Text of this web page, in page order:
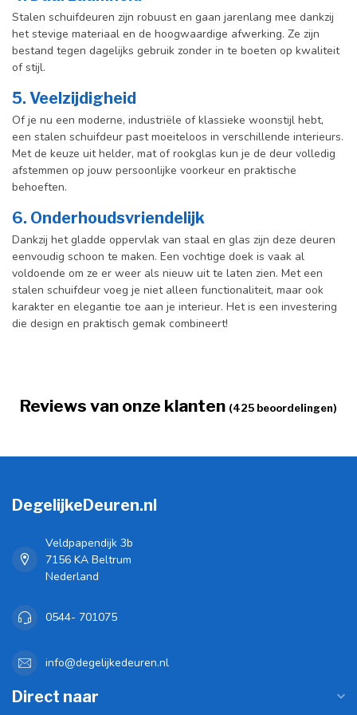
Stalen schuifdeuren zijn robuust en gaan jarenlang mee dankzij
het stevige materiaal en de hoogwaardige afwerking. Ze zijn
bestand tegen dagelijks gebruik zonder in te boeten op kwaliteit
of stijl.
5. Veelzijdigheid
Of je nu een moderne, industriële of klassieke woonstijl hebt,
een stalen schuifdeur past moeiteloos in verschillende interieurs.
Met de keuze uit helder, mat of rookglas kun je de deur volledig
afstemmen op jouw persoonlijke voorkeur en praktische
behoeften.
6. Onderhoudsvriendelijk
Dankzij het gladde oppervlak van staal en glas zijn deze deuren
eenvoudig schoon te maken. Een vochtige doek is vaak al
voldoende om ze er weer als nieuw uit te laten zien. Met een
stalen schuifdeur voeg je niet alleen functionaliteit, maar ook
karakter en elegantie toe aan je interieur. Het is een investering
die design en praktisch gemak combineert!
Reviews van onze klanten (425 beoordelingen)
DegelijkeDeuren.nl
Veldpapendijk 3b
7156 KA Beltrum
Nederland
0544- 701075
info@degelijkedeuren.nl
Direct naar